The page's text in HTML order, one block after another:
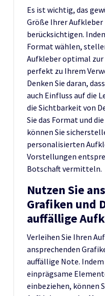
Es ist wichtig, das
Größe Ihrer
berücksichtigen.
Format wählen,
Aufkleber optimal
perfekt zu Ihrem
Denken Sie daran,
auch Einfluss auf die
die Sichtbarkeit von
Sie das Format und
können Sie
personalisierten
Vorstellungen
Botschaft vermitteln.
Nutzen Sie
Grafiken und
auffällige
Verleihen Sie Ihren
ansprechenden
auffällige Note. Indem
einprägsame
einbeziehen, können